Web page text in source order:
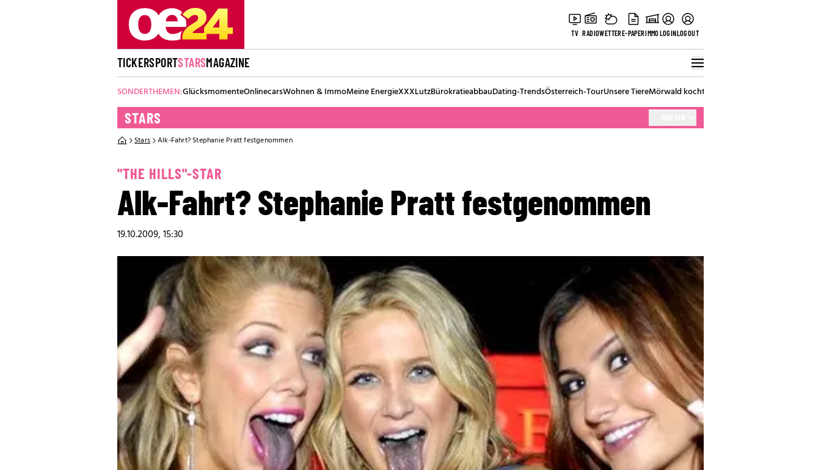
TV RADIOWETTERE-PAPERIMMOLOGINLOGOUT
TICKERSPORTSTARSMAGAZINE
SONDERTHEMEN:GlücksmomenteOnlinecarsWohnen & ImmoMeine EnergieXXXLutzBürokratieabbauDating-TrendsÖsterreich-TourUnsere TiereMörwald kocht
STARS
Stars Alk-Fahrt? Stephanie Pratt festgenommen
"THE HILLS"-STAR
Alk-Fahrt? Stephanie Pratt festgenommen
19.10.2009, 15:30